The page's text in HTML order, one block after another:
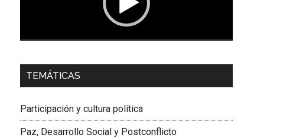
Dra. Carolina Corcho Mejía,
Latinoamericana Sur, Vicepresidenta Federación
TEMÁTICAS
Participación y cultura política
Paz, Desarrollo Social y Postconflicto